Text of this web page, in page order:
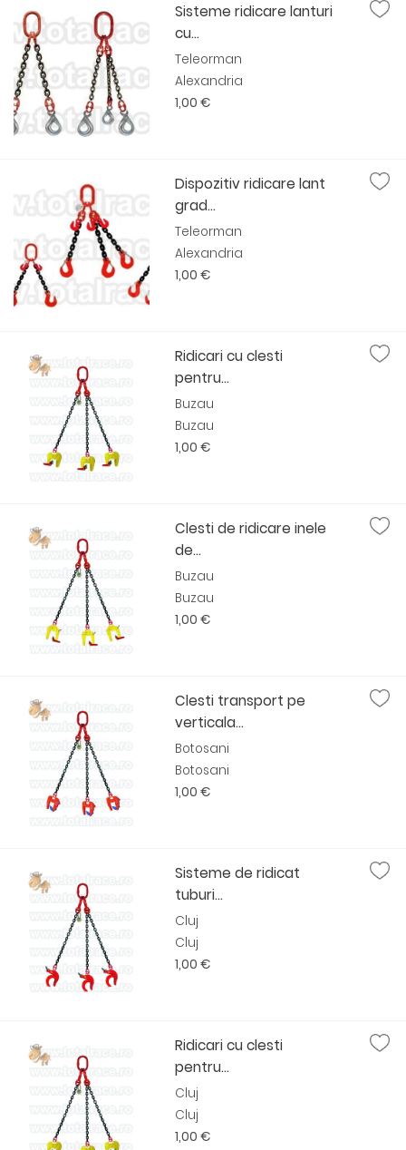
Sisteme ridicare lanturi
cu...
Teleorman
Alexandria
1,00 €
Dispozitiv ridicare lant
grad...
Teleorman
Alexandria
1,00 €
Ridicari cu clesti
pentru...
Buzau
Buzau
1,00 €
Clesti de ridicare inele
de...
Buzau
Buzau
1,00 €
Clesti transport pe
verticala...
Botosani
Botosani
1,00 €
Sisteme de ridicat
tuburi...
Cluj
Cluj
1,00 €
Ridicari cu clesti
pentru...
Cluj
Cluj
1,00 €